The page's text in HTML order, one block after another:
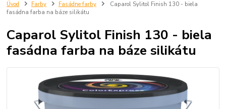
Úvod Farby Fasádne farby
Caparol Sylitol Finish 130 - biela
fasádna farba na báze silikátu
Caparol Sylitol Finish 130 - biela
fasádna farba na báze silikátu